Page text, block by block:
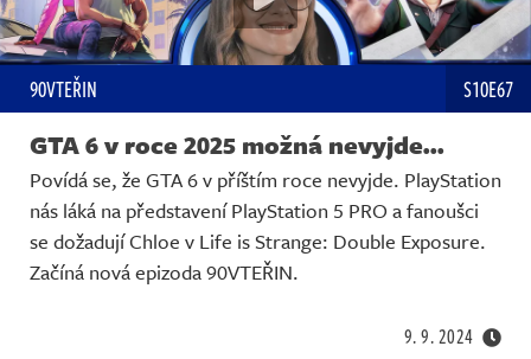
90VTEŘIN S10E67
GTA 6 v roce 2025 možná nevyjde...
Povídá se, že GTA 6 v příštím roce nevyjde. PlayStation
nás láká na představení PlayStation 5 PRO a fanoušci
se dožadují Chloe v Life is Strange: Double Exposure.
Začíná nová epizoda 90VTEŘIN.
9. 9. 2024